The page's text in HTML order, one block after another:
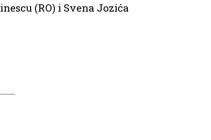
(RO) i Svena Jozića